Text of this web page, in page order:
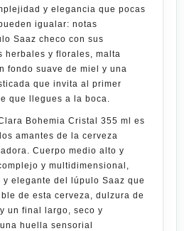
y elegancia que pocas
igualar: notas
Saaz checo con sus
herbales y florales, malta
fondo suave de miel y una
que invita al primer
que llegues a la boca.
Bohemia Cristal 355 ml es
amantes de la cerveza
Cuerpo medio alto y
y multidimensional,
elegante del lúpulo Saaz que
de esta cerveza, dulzura de
un final largo, seco y
huella sensorial